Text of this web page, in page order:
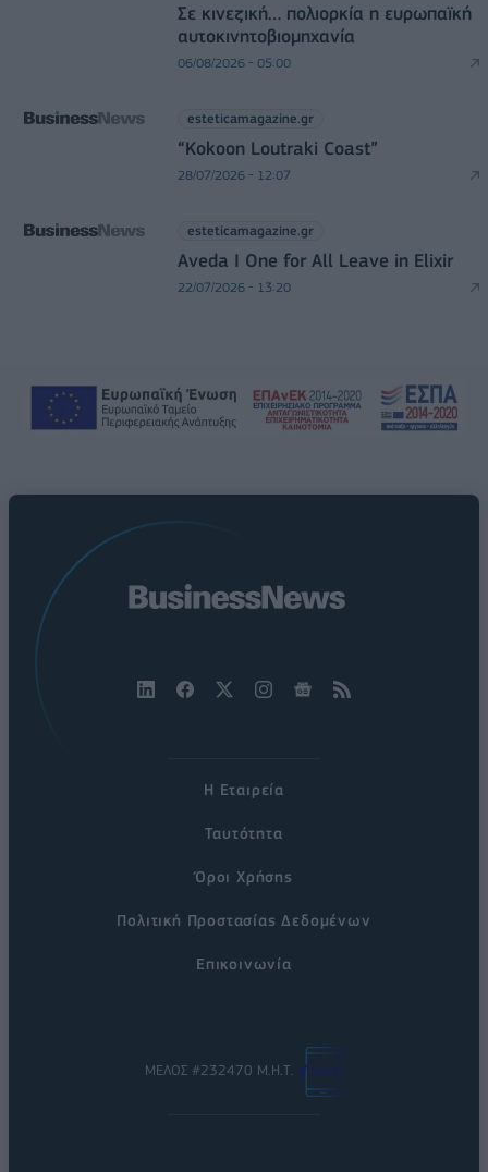
Σε κινεζική… πολιορκία η ευρωπαϊκή
αυτοκινητοβιομηχανία
06/08/2026 - 05:00
esteticamagazine.gr
“Kokoon Loutraki Coast”
28/07/2026 - 12:07
esteticamagazine.gr
Aveda I One for All Leave in Elixir
22/07/2026 - 13:20
Η Εταιρεία
Ταυτότητα
Όροι Χρήσης
Πολιτική Προστασίας Δεδομένων
Επικοινωνία
ΜΕΛΟΣ #232470 Μ.Η.Τ.